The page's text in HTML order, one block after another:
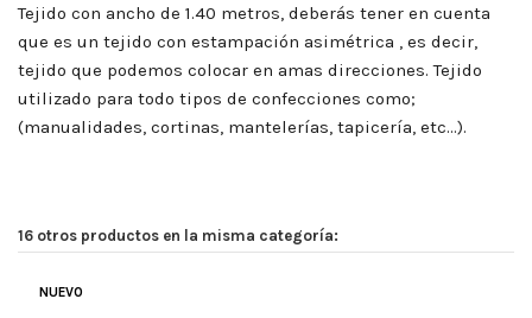
Tejido con ancho de 1.40 metros, deberás tener en cuenta
que es un tejido con estampación asimétrica , es decir,
tejido que podemos colocar en amas direcciones. Tejido
utilizado para todo tipos de confecciones como;
(manualidades, cortinas, mantelerías, tapicería, etc…).
16 otros productos en la misma categoría:
NUEVO